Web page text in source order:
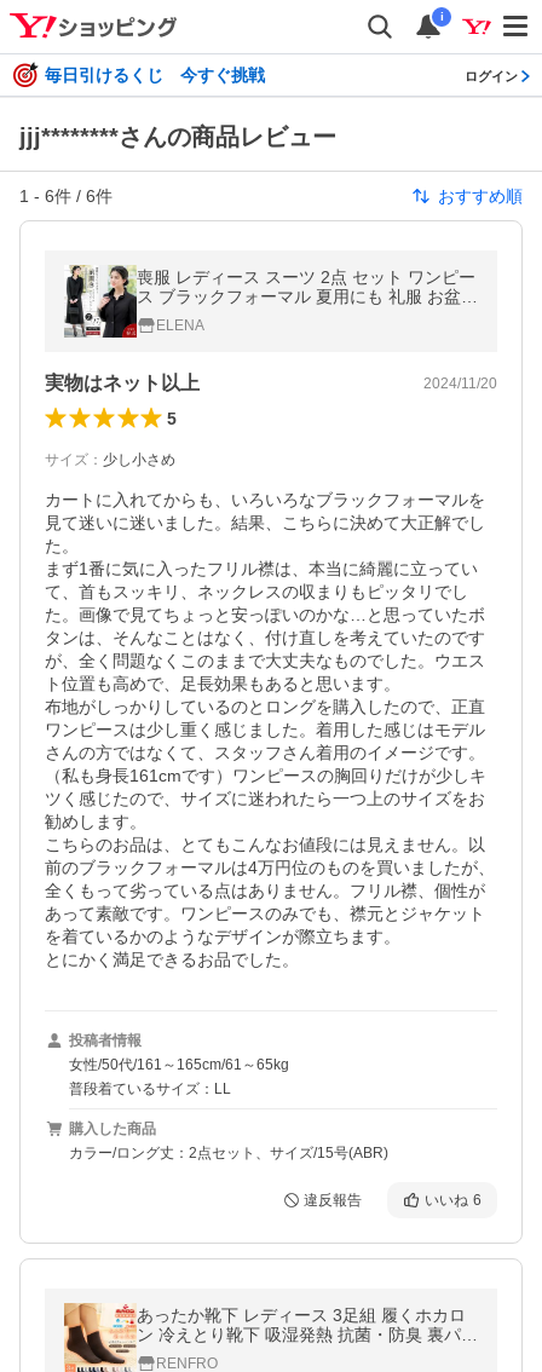
i
毎日引けるくじ 今すぐ挑戦 ログイン
jjj********さんの商品レビュー
1 - 6件 / 6件 おすすめ順
喪服 レディース スーツ 2点 セット ワンピー
ス ブラックフォーマル 夏用にも 礼服 お盆
オールシーズン 大きいサイズ 小さいサイズ
試着チケット対象
ELENA
実物はネット以上 2024/11/20
5
サイズ ： 少し小さめ
カートに入れてからも、いろいろなブラックフォーマルを
見て迷いに迷いました。結果、こちらに決めて大正解でし
た。
まず1番に気に入ったフリル襟は、本当に綺麗に立ってい
て、首もスッキリ、ネックレスの収まりもピッタリでし
た。画像で見てちょっと安っぽいのかな…と思っていたボ
タンは、そんなことはなく、付け直しを考えていたのです
が、全く問題なくこのままで大丈夫なものでした。ウエス
ト位置も高めで、足長効果もあると思います。
布地がしっかりしているのとロングを購入したので、正直
ワンピースは少し重く感じました。着用した感じはモデル
さんの方ではなくて、スタッフさん着用のイメージです。
（私も身長161cmです）ワンピースの胸回りだけが少しキ
ツく感じたので、サイズに迷われたら一つ上のサイズをお
勧めします。
こちらのお品は、とてもこんなお値段には見えません。以
前のブラックフォーマルは4万円位のものを買いましたが、
全くもって劣っている点はありません。フリル襟、個性が
あって素敵です。ワンピースのみでも、襟元とジャケット
を着ているかのようなデザインが際立ちます。
とにかく満足できるお品でした。
投稿者情報
女性/50代/161～165cm/61～65kg
普段着ているサイズ：LL
購入した商品
カラー/ロング丈：2点セット、サイズ/15号(ABR)
違反報告 いいね 6
あったか靴下 レディース 3足組 履くホカロ
ン 冷えとり靴下 吸湿発熱 抗菌・防臭 裏パイ
ル メンズ ソックス 保温靴下 黒 19.5-25.0cm
RENFRO